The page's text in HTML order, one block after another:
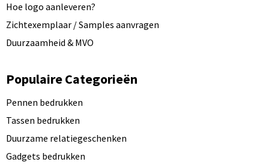
Hoe logo aanleveren?
Zichtexemplaar / Samples aanvragen
Duurzaamheid & MVO
Populaire Categorieën
Pennen bedrukken
Tassen bedrukken
Duurzame relatiegeschenken
Gadgets bedrukken